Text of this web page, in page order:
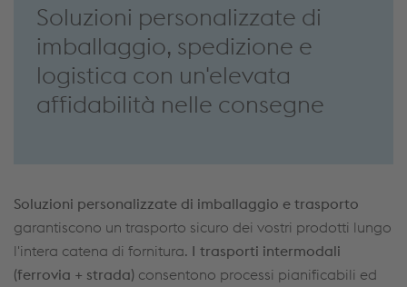
Soluzioni personalizzate di
imballaggio, spedizione e
logistica con un'elevata
affidabilità nelle consegne
Soluzioni personalizzate di imballaggio e trasporto
garantiscono un trasporto sicuro dei vostri prodotti lungo
l'intera catena di fornitura. I trasporti intermodali
(ferrovia + strada) consentono processi pianificabili ed